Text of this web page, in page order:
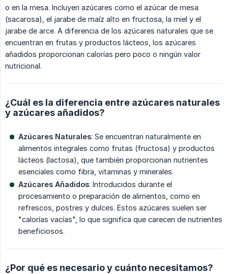
o en la mesa. Incluyen azúcares como el azúcar de mesa
(sacarosa), el jarabe de maíz alto en fructosa, la miel y el
jarabe de arce. A diferencia de los azúcares naturales que se
encuentran en frutas y productos lácteos, los azúcares
añadidos proporcionan calorías pero poco o ningún valor
nutricional.
¿Cuál es la diferencia entre azúcares naturales
y azúcares añadidos?
Azúcares Naturales: Se encuentran naturalmente en
alimentos integrales como frutas (fructosa) y productos
lácteos (lactosa), que también proporcionan nutrientes
esenciales como fibra, vitaminas y minerales.
Azúcares Añadidos: Introducidos durante el
procesamiento o preparación de alimentos, como en
refrescos, postres y dulces. Estos azúcares suelen ser
"calorías vacías", lo que significa que carecen de nutrientes
beneficiosos.
¿Por qué es necesario y cuánto necesitamos?